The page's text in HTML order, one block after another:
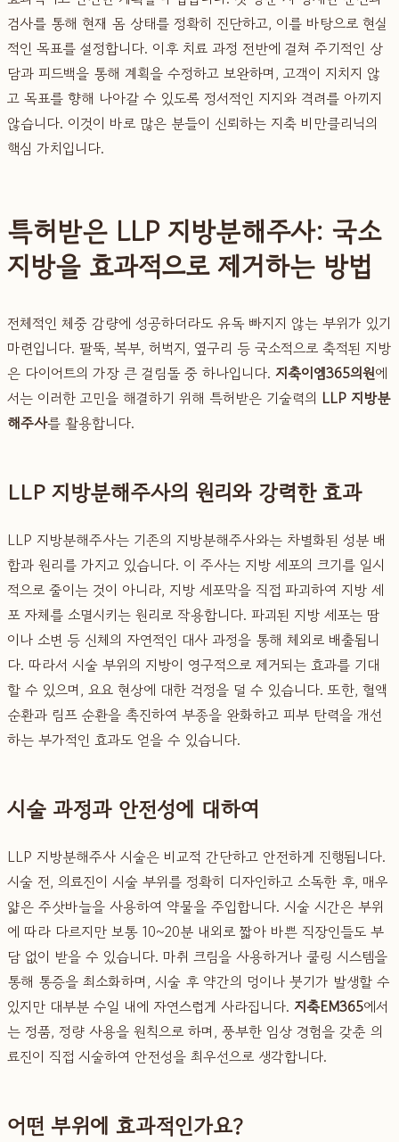
검사를 통해 현재 몸 상태를 정확히 진단하고, 이를 바탕으로 현실
적인 목표를 설정합니다. 이후 치료 과정 전반에 걸쳐 주기적인 상
담과 피드백을 통해 계획을 수정하고 보완하며, 고객이 지치지 않
고 목표를 향해 나아갈 수 있도록 정서적인 지지와 격려를 아끼지
않습니다. 이것이 바로 많은 분들이 신뢰하는 지축 비만클리닉의
핵심 가치입니다.
특허받은 LLP 지방분해주사: 국소
지방을 효과적으로 제거하는 방법
전체적인 체중 감량에 성공하더라도 유독 빠지지 않는 부위가 있기
마련입니다. 팔뚝, 복부, 허벅지, 옆구리 등 국소적으로 축적된 지방
은 다이어트의 가장 큰 걸림돌 중 하나입니다. 지축이엠365의원에
서는 이러한 고민을 해결하기 위해 특허받은 기술력의 LLP 지방분
해주사를 활용합니다.
LLP 지방분해주사의 원리와 강력한 효과
LLP 지방분해주사는 기존의 지방분해주사와는 차별화된 성분 배
합과 원리를 가지고 있습니다. 이 주사는 지방 세포의 크기를 일시
적으로 줄이는 것이 아니라, 지방 세포막을 직접 파괴하여 지방 세
포 자체를 소멸시키는 원리로 작용합니다. 파괴된 지방 세포는 땀
이나 소변 등 신체의 자연적인 대사 과정을 통해 체외로 배출됩니
다. 따라서 시술 부위의 지방이 영구적으로 제거되는 효과를 기대
할 수 있으며, 요요 현상에 대한 걱정을 덜 수 있습니다. 또한, 혈액
순환과 림프 순환을 촉진하여 부종을 완화하고 피부 탄력을 개선
하는 부가적인 효과도 얻을 수 있습니다.
시술 과정과 안전성에 대하여
LLP 지방분해주사 시술은 비교적 간단하고 안전하게 진행됩니다.
시술 전, 의료진이 시술 부위를 정확히 디자인하고 소독한 후, 매우
얇은 주삿바늘을 사용하여 약물을 주입합니다. 시술 시간은 부위
에 따라 다르지만 보통 10~20분 내외로 짧아 바쁜 직장인들도 부
담 없이 받을 수 있습니다. 마취 크림을 사용하거나 쿨링 시스템을
통해 통증을 최소화하며, 시술 후 약간의 멍이나 붓기가 발생할 수
있지만 대부분 수일 내에 자연스럽게 사라집니다. 지축EM365에서
는 정품, 정량 사용을 원칙으로 하며, 풍부한 임상 경험을 갖춘 의
료진이 직접 시술하여 안전성을 최우선으로 생각합니다.
어떤 부위에 효과적인가요?